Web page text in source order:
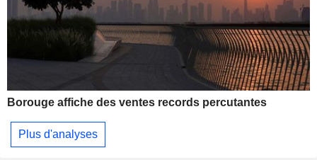
Borouge affiche des ventes records percutantes
Plus d'analyses